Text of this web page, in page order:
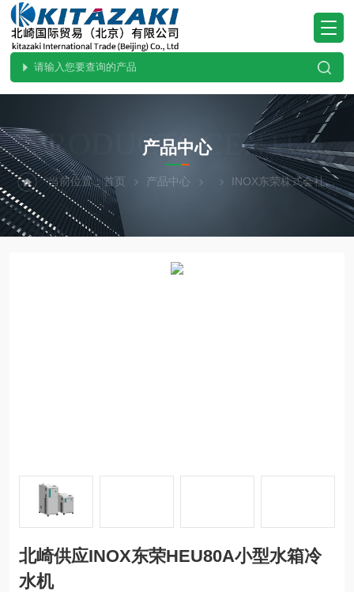
PRODUCTS CENTER
产品中心
当前位置：首页 产品中心 INOX东荣株式会社
北崎供应INOX东荣HEU80A小型水箱冷
水机